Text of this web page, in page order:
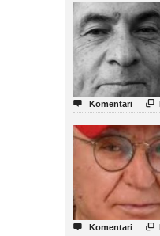
 Komentari 
 Komentari 